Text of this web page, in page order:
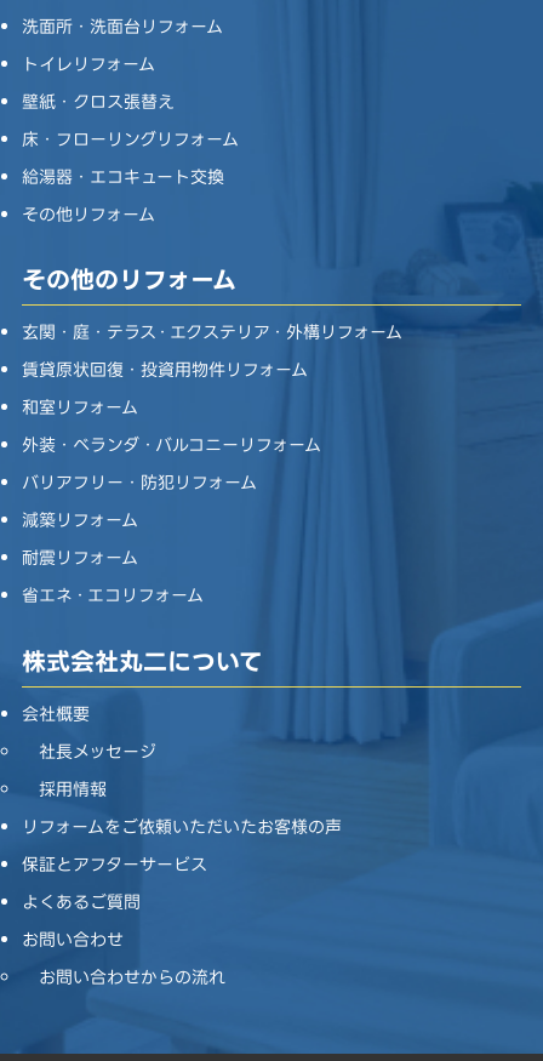
洗面所・洗面台リフォーム
トイレリフォーム
壁紙・クロス張替え
床・フローリングリフォーム
給湯器・エコキュート交換
その他リフォーム
その他のリフォーム
玄関・庭・テラス・エクステリア・外構リフォーム
賃貸原状回復・投資用物件リフォーム
和室リフォーム
外装・ベランダ・バルコニーリフォーム
バリアフリー・防犯リフォーム
減築リフォーム
耐震リフォーム
省エネ・エコリフォーム
株式会社丸二について
会社概要
社長メッセージ
採用情報
リフォームをご依頼いただいたお客様の声
保証とアフターサービス
よくあるご質問
お問い合わせ
お問い合わせからの流れ